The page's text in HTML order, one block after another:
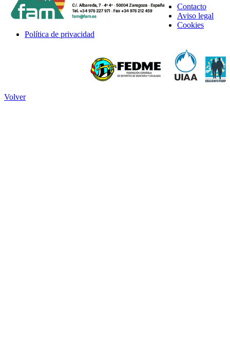
Contacto
Aviso legal
Cookies
Política de privacidad
Volver